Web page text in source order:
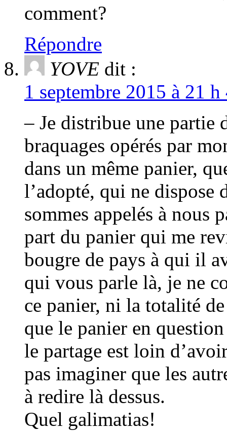
comment?
Répondre
YOVE dit :
1 septembre 2015 à 21
– Je distribue une partie
braquages opérés par
dans un même panier,
l’adopté, qui ne dispose
sommes appelés à nous
part du panier qui me
bougre de pays à qui il
qui vous parle là, je ne
ce panier, ni la totalité
que le panier en
le partage est loin
pas imaginer que les
à redire là dessus.
Quel galimatias!